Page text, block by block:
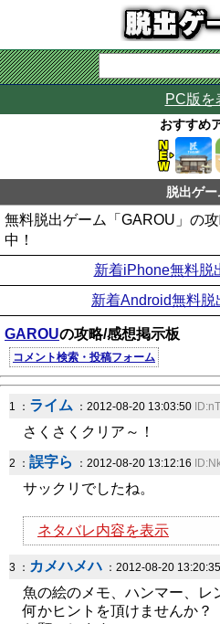
PC版を
おすすめ
脱出ゲ
無料脱出ゲーム「GAROU」の
中！
新着iPhone無料脱
新着Android無料脱
GAROUの攻略/感想掲示板
コメント検索・投稿フォーム
1 ： ライム ：2012-08-20 13:03:50
さくさくクリア～！
2 ： 誤字ら ：2012-08-20 13:12:16
サックリでしたね。
ネタバレ内容を表示
3 ： カメハメハ ：2012-08-20 13:20:35
魚の絵のメモ、ハンマー、レ
何かヒントを頂けませんか？